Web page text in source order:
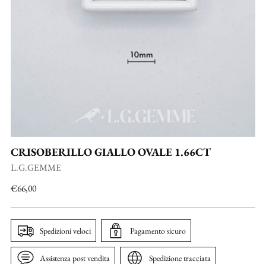
CRISOBERILLO GIALLO OVALE 1.66CT
L.G.GEMME
Prezzo
€66,00
Spedizioni veloci Pagamento sicuro
Assistenza post vendita Spedizione tracciata